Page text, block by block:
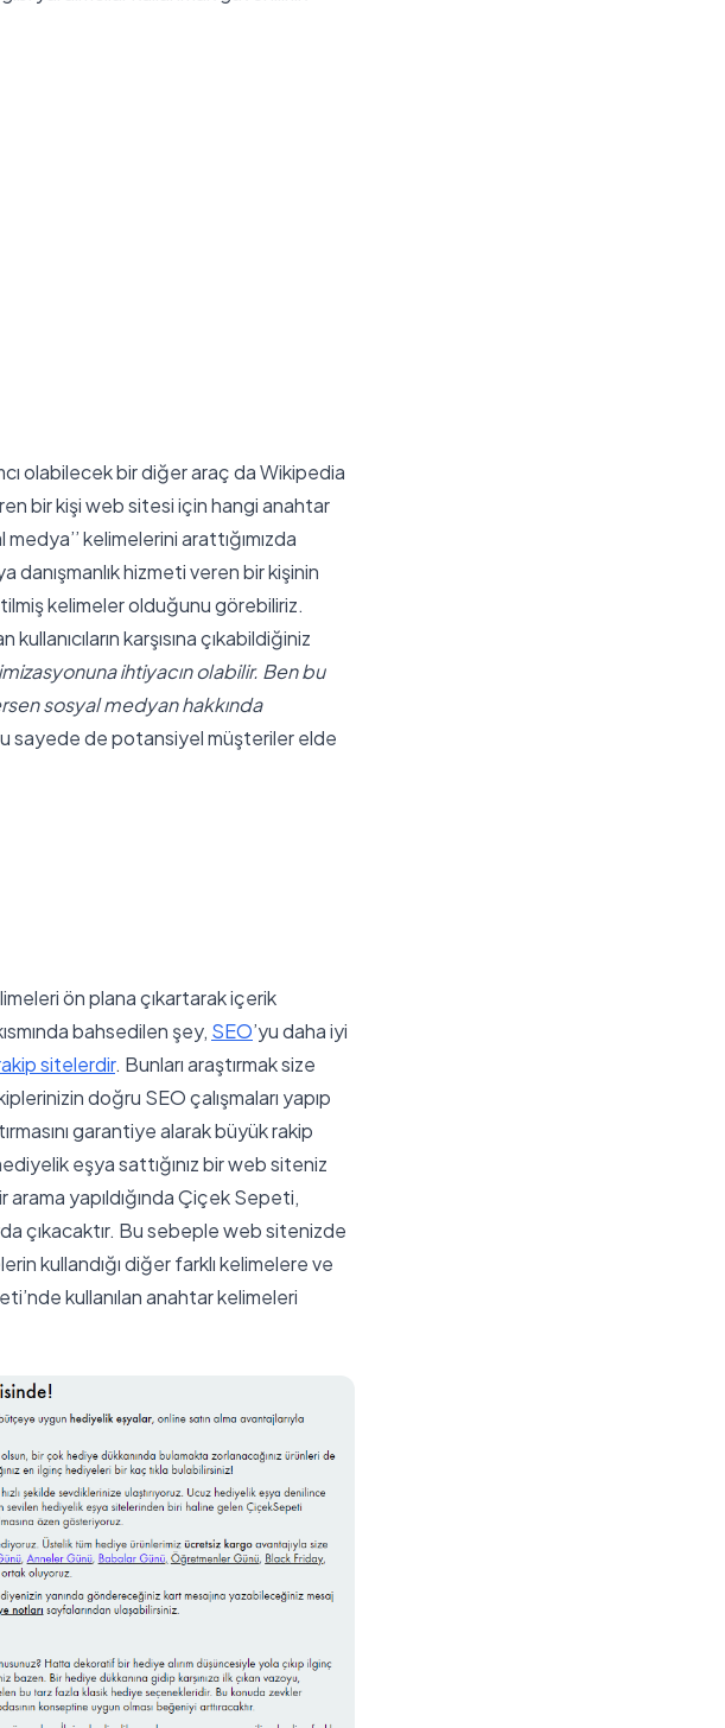
olabilecek bir diğer araç da Wikipedia
bir kişi web sitesi için hangi anahtar
kelimelerini arattığımızda
danışmanlık hizmeti veren bir kişinin
kelimeler olduğunu görebiliriz.
karşısına çıkabildiğiniz
ihtiyacın olabilir. Ben bu
sosyal medyan hakkında
sayede de potansiyel müşteriler elde
ön plana çıkartarak içerik
bahsedilen şey, SEO’yu daha iyi
sitelerdir. Bunları araştırmak size
doğru SEO çalışmaları yapıp
garantiye alarak büyük rakip
eşya sattığınız bir web siteniz
yapıldığında Çiçek Sepeti,
çıkacaktır. Bu sebeple web sitenizde
kullandığı diğer farklı kelimelere ve
kullanılan anahtar kelimeleri